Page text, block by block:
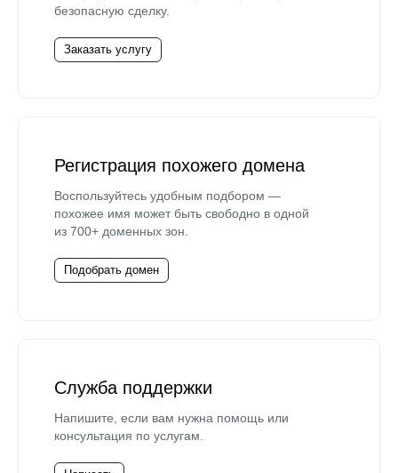
безопасную сделку.
Заказать услугу
Регистрация похожего домена
Воспользуйтесь удобным подбором —
похожее имя может быть свободно в одной
из 700+ доменных зон.
Подобрать домен
Служба поддержки
Напишите, если вам нужна помощь или
консультация по услугам.